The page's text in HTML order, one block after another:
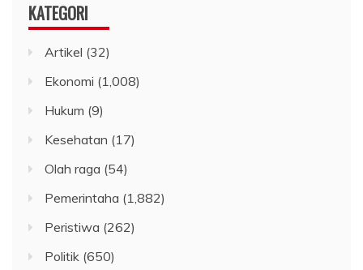
KATEGORI
Artikel (32)
Ekonomi (1,008)
Hukum (9)
Kesehatan (17)
Olah raga (54)
Pemerintaha (1,882)
Peristiwa (262)
Politik (650)